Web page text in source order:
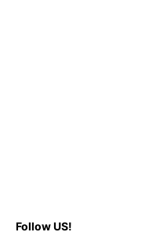
Follow US!